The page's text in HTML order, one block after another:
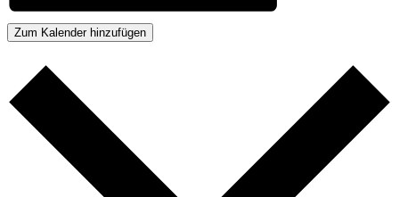
Zum Kalender hinzufügen